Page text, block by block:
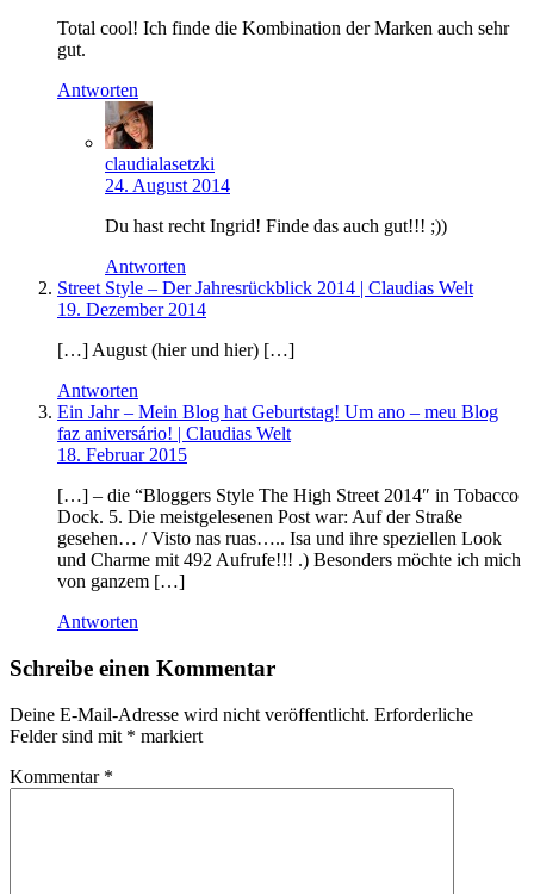
Total cool! Ich finde die Kombination der Marken auch sehr
gut.
Antworten
claudialasetzki
24. August 2014
Du hast recht Ingrid! Finde das auch gut!!! ;))
Antworten
Street Style – Der Jahresrückblick 2014 | Claudias Welt
19. Dezember 2014
[…] August (hier und hier) […]
Antworten
Ein Jahr – Mein Blog hat Geburtstag! Um ano – meu Blog
faz aniversário! | Claudias Welt
18. Februar 2015
[…] – die “Bloggers Style The High Street 2014″ in Tobacco
Dock. 5. Die meistgelesenen Post war: Auf der Straße
gesehen… / Visto nas ruas….. Isa und ihre speziellen Look
und Charme mit 492 Aufrufe!!! .) Besonders möchte ich mich
von ganzem […]
Antworten
Schreibe einen Kommentar
Deine E-Mail-Adresse wird nicht veröffentlicht. Erforderliche
Felder sind mit * markiert
Kommentar *